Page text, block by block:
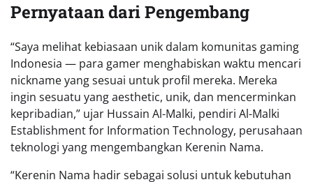
Pernyataan dari Pengembang
“Saya melihat kebiasaan unik dalam komunitas gaming
Indonesia — para gamer menghabiskan waktu mencari
nickname yang sesuai untuk profil mereka. Mereka
ingin sesuatu yang aesthetic, unik, dan mencerminkan
kepribadian,” ujar Hussain Al-Malki, pendiri Al-Malki
Establishment for Information Technology, perusahaan
teknologi yang mengembangkan Kerenin Nama.
“Kerenin Nama hadir sebagai solusi untuk kebutuhan